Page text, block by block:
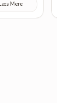
Mere